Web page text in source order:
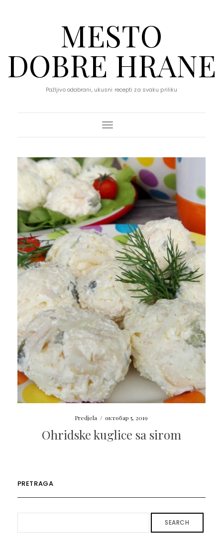
MESTO
DOBRE HRANE
Pažljivo odabrani, ukusni recepti za svaku priliku
Toggle Navigation
Predjela / октобар 5, 2019
Ohridske kuglice sa sirom
PRETRAGA
SEARCH